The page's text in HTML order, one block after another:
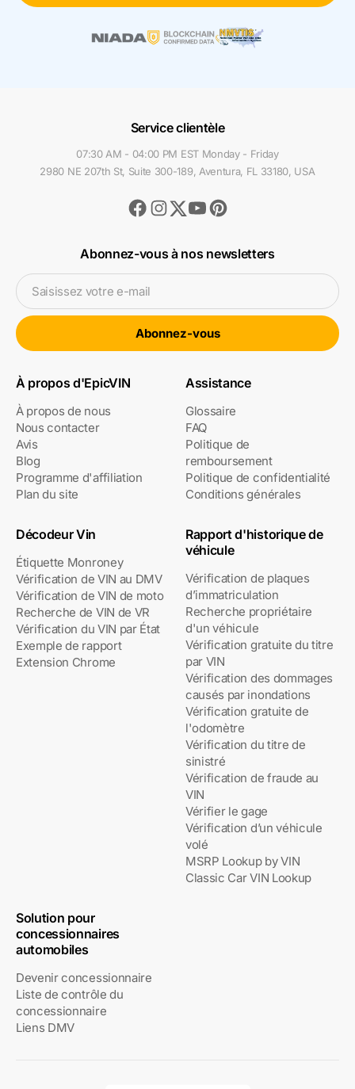
Service clientèle
07:30 AM - 04:00 PM EST Monday - Friday
2980 NE 207th St, Suite 300-189, Aventura, FL 33180, USA
Facebook
Instagram
TwitterYoutubePinterest
Abonnez-vous à nos newsletters
Saisissez votre e-mail
Abonnez-vous
À propos d'EpicVIN
À propos de nous
Nous contacter
Avis
Blog
Programme d'affiliation
Plan du site
Assistance
Glossaire
FAQ
Politique de
remboursement
Politique de confidentialité
Conditions générales
Décodeur Vin
Étiquette Monroney
Vérification de VIN au DMV
Vérification de VIN de moto
Recherche de VIN de VR
Vérification du VIN par État
Exemple de rapport
Extension Chrome
Rapport d'historique de
véhicule
Vérification de plaques
d’immatriculation
Recherche propriétaire
d'un véhicule
Vérification gratuite du titre
par VIN
Vérification des dommages
causés par inondations
Vérification gratuite de
l'odomètre
Vérification du titre de
sinistré
Vérification de fraude au
VIN
Vérifier le gage
Vérification d’un véhicule
volé
MSRP Lookup by VIN
Classic Car VIN Lookup
Solution pour
concessionnaires
automobiles
Devenir concessionnaire
Liste de contrôle du
concessionnaire
Liens DMV